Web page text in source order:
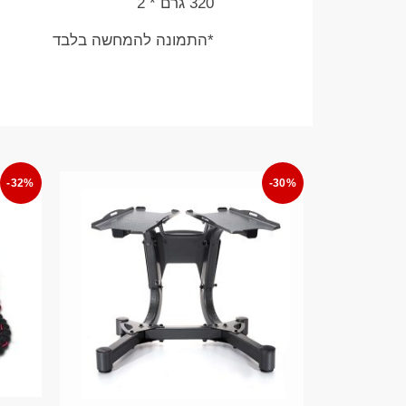
*התמונה להמחשה בלבד
-30%
-32%